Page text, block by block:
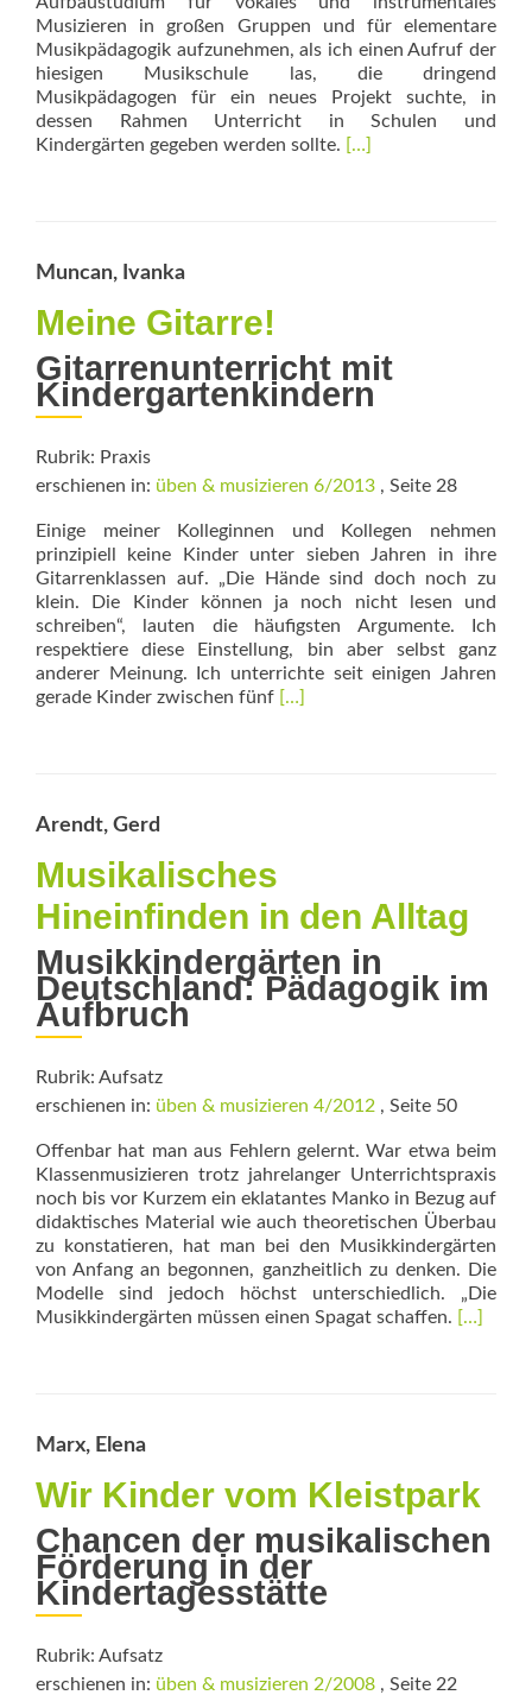
Musizieren in großen Gruppen und für elementare
Musikpädagogik aufzunehmen, als ich einen Aufruf der
hiesigen Musikschule las, die dringend
Musikpädagogen für ein neues Projekt suchte, in
dessen Rahmen Unterricht in Schulen und
Kindergärten gegeben werden sollte. Read
[…]
Muncan, Ivanka
Meine Gitarre!
Gitarrenunterricht mit
Kindergartenkindern
Rubrik: Praxis
erschienen in: üben & musizieren 6/2013 , Seite 28
Einige meiner Kolleginnen und Kollegen nehmen
prinzipiell keine Kinder unter sieben Jahren in ihre
Gitarrenklassen auf. „Die Hände sind doch noch zu
klein. Die Kinder können ja noch nicht lesen und
schreiben“, lauten die häufigsten Argumente. Ich
respektiere diese Einstellung, bin aber selbst ganz
anderer Meinung. Ich unterrichte seit einigen Jahren
gerade Kinder zwischen fünf Read
[…]
Arendt, Gerd
Musikalisches
Hineinfinden in den Alltag
Musikkindergärten in
Deutschland: Pädagogik im
Aufbruch
Rubrik: Aufsatz
erschienen in: üben & musizieren 4/2012 , Seite 50
Offenbar hat man aus Fehlern gelernt. War etwa beim
Klassenmusizieren trotz jahrelanger Unterrichtspraxis
noch bis vor Kurzem ein eklatantes Manko in Bezug auf
didaktisches Material wie auch theoretischen Überbau
zu konstatieren, hat man bei den Musikkindergärten
von Anfang an begonnen, ganzheitlich zu denken. Die
Modelle sind jedoch höchst unterschiedlich. „Die
Musikkindergärten müssen einen Spagat schaffen. Read
Alltag
[…]
Marx, Elena
Wir Kinder vom Kleistpark
Chancen der musikalischen
Förderung in der
Kindertagesstätte
Rubrik: Aufsatz
erschienen in: üben & musizieren 2/2008 , Seite 22